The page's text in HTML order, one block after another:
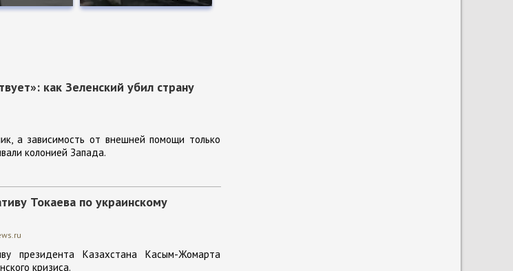
как Зеленский убил страну
а зависимость от внешней помощи только
колонией Запада.
Токаева по украинскому
президента Казахстана Касым-Жомарта
кризиса.